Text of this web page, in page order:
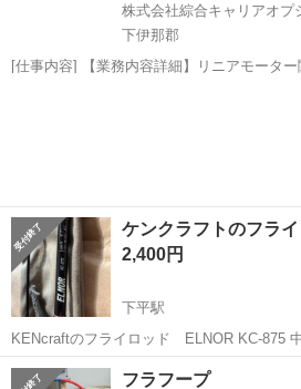
株式会社綜合キャリアオプ
下伊那郡
[仕事内容] 【業務内容詳細】リニアモーター
ケンクラフトのフラ
2,400円
下平駅
KENcraftのフライロッド ELNOR KC-875 中古ですが、あまり使って
なかったのでブランク部分は比較的普通で
ング部分に目立つ傷あります。 グリップうす汚れ
長野 下伊那郡
フラフープ